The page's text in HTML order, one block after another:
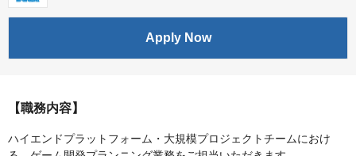
Apply Now
【職務内容】
ハイエンドプラットフォーム・大規模プロジェクトチームにおけ